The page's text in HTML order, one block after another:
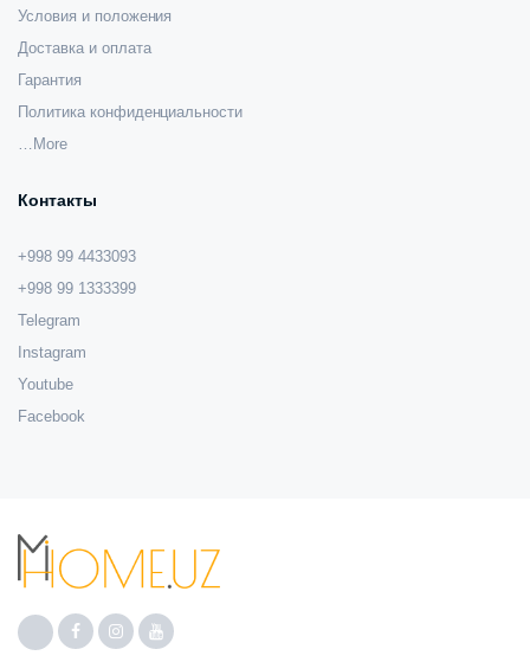
Условия и положения
Доставка и оплата
Гарантия
Политика конфиденциальности
…More
Контакты
+998 99 4433093
+998 99 1333399
Telegram
Instagram
Youtube
Facebook